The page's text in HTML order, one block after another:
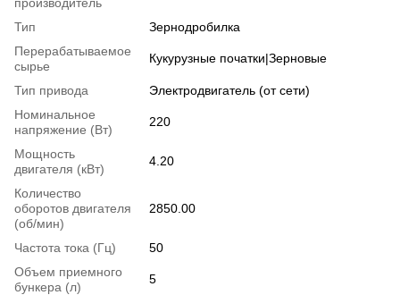
Тип
Зернодробилка
Перерабатываемое
сырье
Кукурузные початки|Зерновые
Тип привода
Электродвигатель (от сети)
Номинальное
напряжение (Вт)
220
Мощность
двигателя (кВт)
4.20
Количество
оборотов двигателя
(об/мин)
2850.00
Частота тока (Гц)
50
Объем приемного
бункера (л)
5